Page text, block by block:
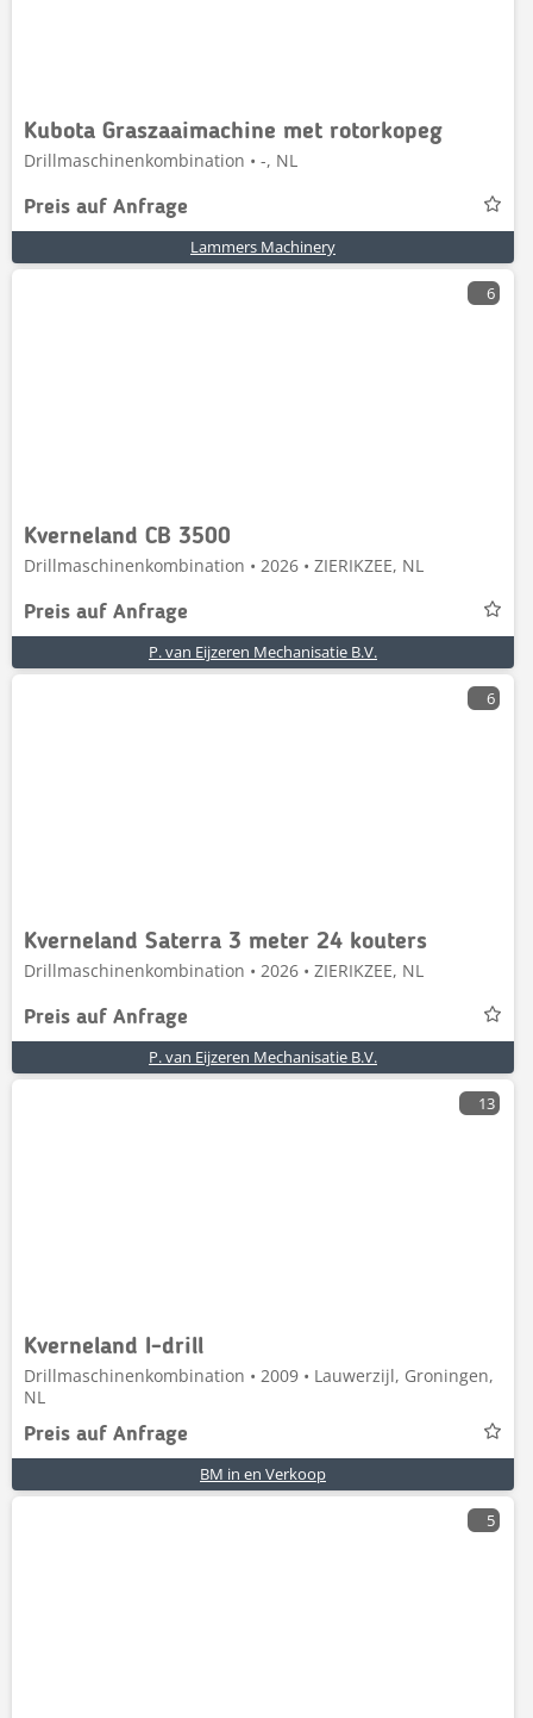
Kubota Graszaaimachine met rotorkopeg
Drillmaschinenkombination • -, NL
Preis auf Anfrage
Lammers Machinery
6
Kverneland CB 3500
Drillmaschinenkombination • 2026 • ZIERIKZEE, NL
Preis auf Anfrage
P. van Eijzeren Mechanisatie B.V.
6
Kverneland Saterra 3 meter 24 kouters
Drillmaschinenkombination • 2026 • ZIERIKZEE, NL
Preis auf Anfrage
P. van Eijzeren Mechanisatie B.V.
13
Kverneland I-drill
Drillmaschinenkombination • 2009 • Lauwerzijl, Groningen,
NL
Preis auf Anfrage
BM in en Verkoop
5